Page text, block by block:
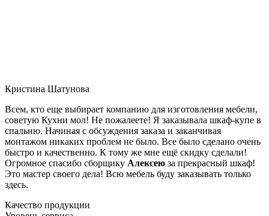
Кристина Шатунова
Всем, кто еще выбирает компанию для изготовления мебели,
советую Кухни мол! Не пожалеете! Я заказывала шкаф-купе в
спальню. Начиная с обсуждения заказа и заканчивая
монтажом никаких проблем не было. Все было сделано очень
быстро и качественно. К тому же мне ещё скидку сделали!
Огромное спасибо сборщику Алексею за прекрасный шкаф!
Это мастер своего дела! Всю мебель буду заказывать только
здесь.
Качество продукции